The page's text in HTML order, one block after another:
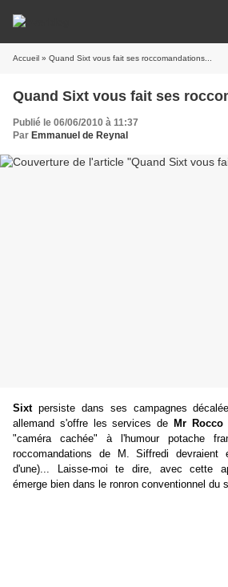
Accueil » Quand Sixt vous fait ses roccomandations...
Quand Sixt vous fait ses
Publié le 06/06/2010 à 11:37
Par Emmanuel de Reynal
Sixtpersiste dans ses campagnes
allemand s'offre les services de Mr Rocco
"caméra cachée" à l'humour potache
roccomandations de M. Siffredi
d'une)... Laisse-moi te dire, avec cette
émerge bien dans le ronron conventionnel du